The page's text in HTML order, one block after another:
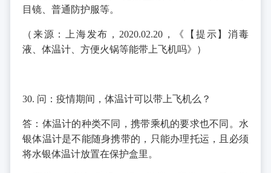
目镜、普通防护服等。
（来源：上海发布，2020.02.20，《【提示】消毒
液、体温计、方便火锅等能带上飞机吗》）
30. 问：疫情期间，体温计可以带上飞机么？
答：体温计的种类不同，携带乘机的要求也不同。水
银体温计是不能随身携带的，只能办理托运，且必须
将水银体温计放置在保护盒里。